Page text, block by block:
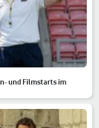
und Filmstarts im